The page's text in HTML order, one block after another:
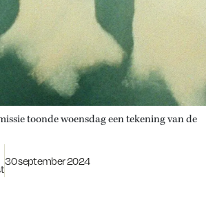
toonde woensdag een tekening van de
Gepubliceerd op:
30 september 2024